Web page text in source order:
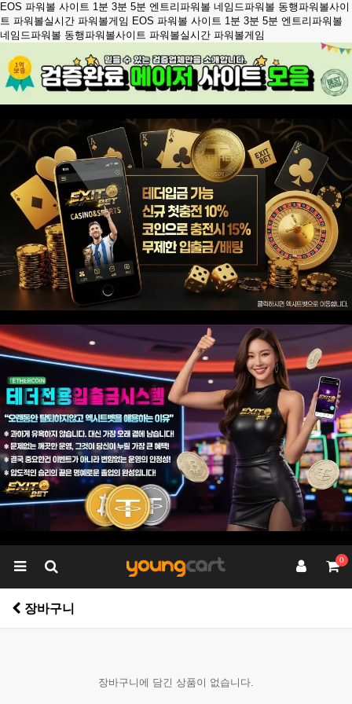
EOS 파워볼 사이트 1분 3분 5분 엔트리파워볼 네임드파워볼 동행파워볼사이
트 파워볼실시간 파워볼게임 EOS 파워볼 사이트 1분 3분 5분 엔트리파워볼
네임드파워볼 동행파워볼사이트 파워볼실시간 파워볼게임
0
장바구니
장바구니에 담긴 상품이 없습니다.